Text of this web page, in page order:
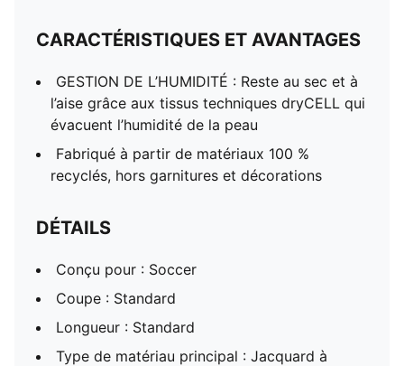
CARACTÉRISTIQUES ET AVANTAGES
GESTION DE L’HUMIDITÉ : Reste au sec et à
l’aise grâce aux tissus techniques dryCELL qui
évacuent l’humidité de la peau
Fabriqué à partir de matériaux 100 %
recyclés, hors garnitures et décorations
DÉTAILS
Conçu pour : Soccer
Coupe : Standard
Longueur : Standard
Type de matériau principal : Jacquard à